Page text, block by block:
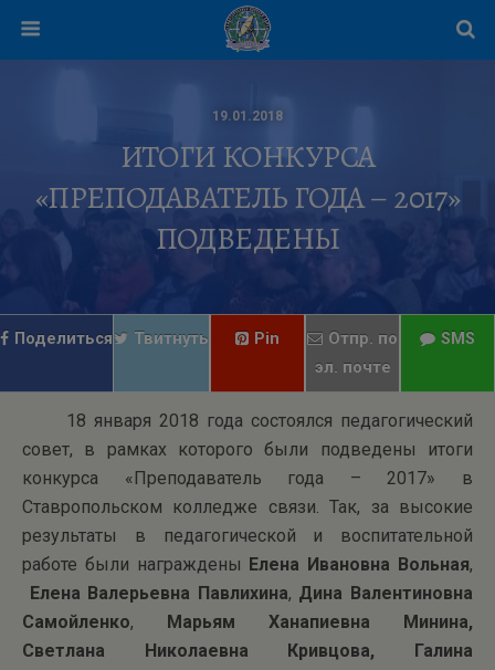
19.01.2018
ИТОГИ КОНКУРСА
«ПРЕПОДАВАТЕЛЬ ГОДА – 2017»
ПОДВЕДЕНЫ
Поделиться Твитнуть Pin
Отпр. по
эл. почте
SMS
18 января 2018 года состоялся педагогический
совет, в рамках которого были подведены итоги
конкурса «Преподаватель года – 2017» в
Ставропольском колледже связи. Так, за высокие
результаты в педагогической и воспитательной
работе были награждены Елена Ивановна Вольная,
Елена Валерьевна Павлихина, Дина Валентиновна
Самойленко, Марьям Ханапиевна Минина,
Светлана Николаевна Кривцова,
Галина